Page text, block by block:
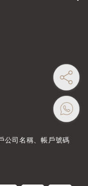
公司名稱、帳戶號碼